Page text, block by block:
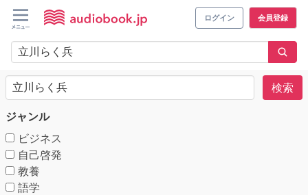
ログイン 会員登録
検索
ジャンル
ビジネス
自己啓発
教養
語学